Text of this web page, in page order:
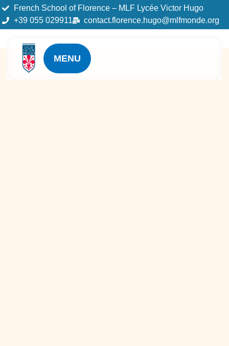
French School of Florence – MLF Lycée Victor Hugo
+39 055 029911
contact.florence.hugo@mlfmonde.org
MENU